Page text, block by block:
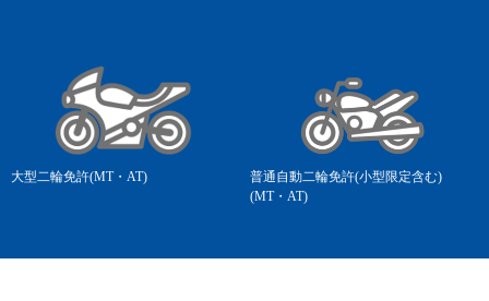
大型二輪免許(MT・AT)
普通自動二輪免許(小型限定含む)
(MT・AT)